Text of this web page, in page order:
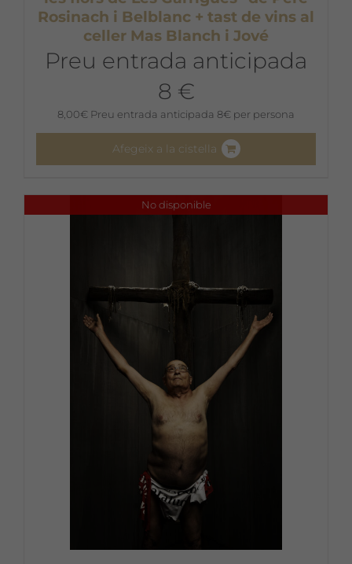
Rosinach i Belblanc + tast de vins al
celler Mas Blanch i Jové
Preu entrada anticipada
8 €
8,00€ Preu entrada anticipada 8€ per persona
Afegeix a la cistella
No disponible